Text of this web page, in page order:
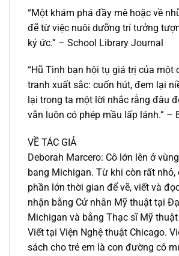
“Một khám phá đầy mê hoặc về
đẽ từ việc nuôi dưỡng trí tưởng
ký ức.” – School Library Journal
“Hũ Tình bạn hội tụ giá trị của một
tranh xuất sắc: cuốn hút, đem lại
lại trong ta một lời nhắc rằng đâu
vẫn luôn có phép mầu lấp lánh.” –
VỀ TÁC GIẢ
Deborah Marcero: Cô lớn lên ở
bang Michigan. Từ khi còn rất nhỏ,
phần lớn thời gian để vẽ, viết và
nhận bằng Cử nhân Mỹ thuật tại
Michigan và bằng Thạc sĩ Mỹ
Viết tại Viện Nghệ thuật Chicago.
sách cho trẻ em là con đường cô